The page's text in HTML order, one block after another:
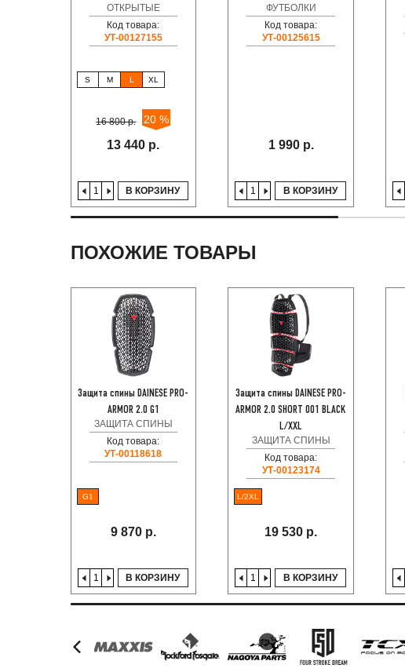
ОТКРЫТЫЕ
Код товара:
УТ-00127155
S M L XL
16 800 р. 20 %
13 440 р.
В КОРЗИНУ
ФУТБОЛКИ
Код товара:
УТ-00125615
1 990 р.
В КОРЗИНУ
ПОХОЖИЕ ТОВАРЫ
Защита спины DAINESE PRO-
ARMOR 2.0 G1
ЗАЩИТА СПИНЫ
Код товара:
УТ-00118618
G1
9 870 р.
В КОРЗИНУ
Защита спины DAINESE PRO-
ARMOR 2.0 SHORT 001 BLACK
L/XXL
ЗАЩИТА СПИНЫ
Код товара:
УТ-00123174
L/2XL
19 530 р.
В КОРЗИНУ